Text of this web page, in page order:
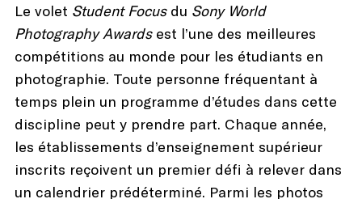
Le volet Student Focusdu Sony World
Photography Awards est l’une des meilleures
compétitions au monde pour les étudiants en
photographie. Toute personne fréquentant à
temps plein un programme d’études dans cette
discipline peut y prendre part. Chaque année,
les établissements d’enseignement supérieur
inscrits reçoivent un premier défi à relever dans
un calendrier prédéterminé. Parmi les photos